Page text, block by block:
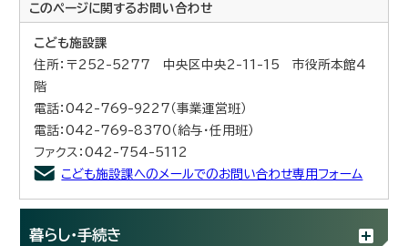
このページに関するお問い合わせ
こども施設課
住所：〒252-5277 中央区中央2-11-15 市役所本館4
階
電話：042-769-9227（事業運営班）
電話：042-769-8370（給与・任用班）
ファクス：042-754-5112
こども施設課へのメールでのお問い合わせ専用フォーム
暮らし・手続き